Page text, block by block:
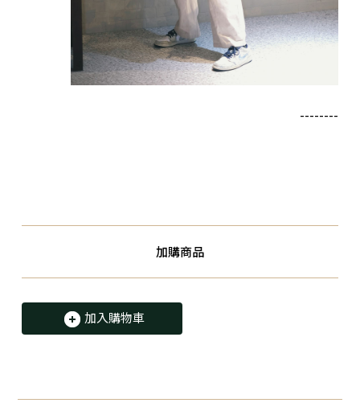
--------
加購商品
加入購物車